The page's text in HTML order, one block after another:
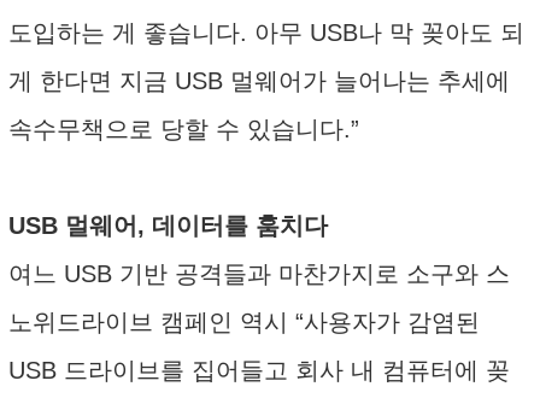
도입하는 게 좋습니다. 아무 USB나 막 꽂아도 되
게 한다면 지금 USB 멀웨어가 늘어나는 추세에
속수무책으로 당할 수 있습니다.”
USB 멀웨어, 데이터를 훔치다
여느 USB 기반 공격들과 마찬가지로 소구와 스
노위드라이브 캠페인 역시 “사용자가 감염된
USB 드라이브를 집어들고 회사 내 컴퓨터에 꽂